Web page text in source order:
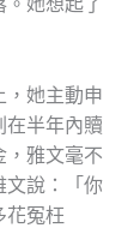
，她主動申
在半年內贖
，雅文毫不
文說：「你
花冤枉